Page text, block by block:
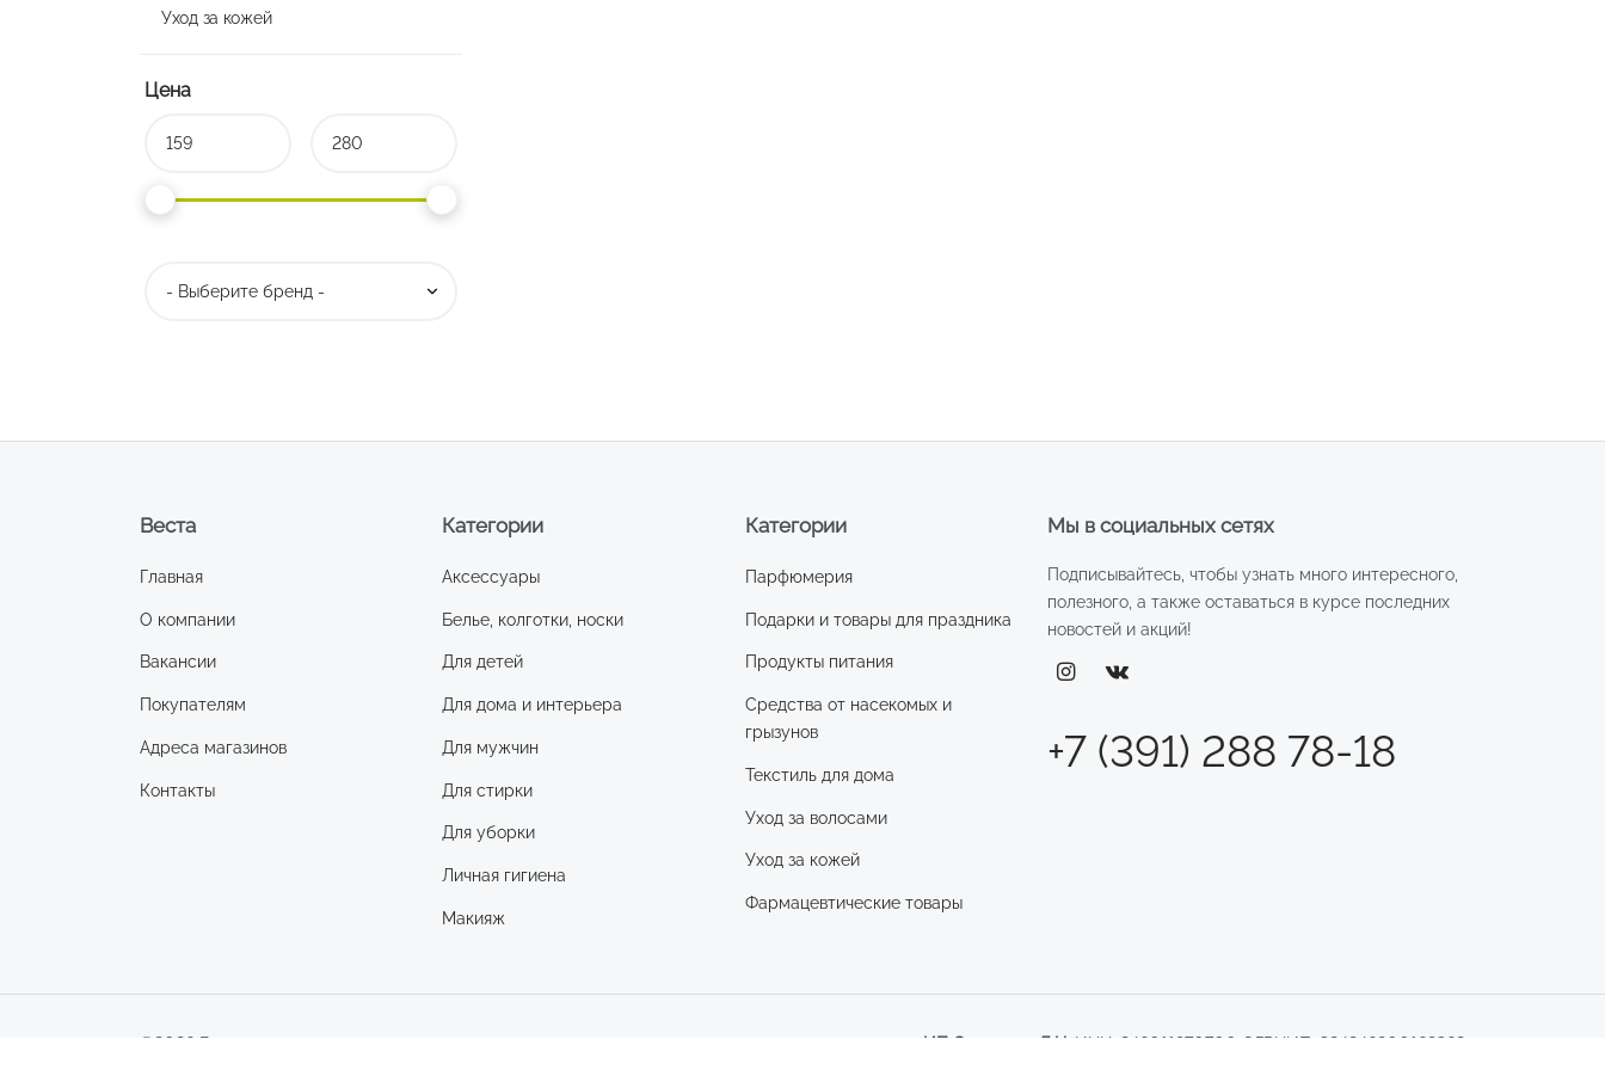
Уход за кожей
Цена
Мы в социальных сетях
Подписывайтесь, чтобы узнать много интересного,
полезного, а также оставаться в курсе последних
новостей и акций!
+7 (391) 288 78-18
Категории
Аксессуары
Белье, колготки, носки
Для детей
Для дома и интерьера
Для мужчин
Для стирки
Для уборки
Личная гигиена
Макияж
Категории
Парфюмерия
Подарки и товары для праздника
Продукты питания
Средства от насекомых и
грызунов
Текстиль для дома
Уход за волосами
Уход за кожей
Фармацевтические товары
Веста
Главная
О компании
Вакансии
Покупателям
Адреса магазинов
Контакты
©2026 Веста ИП Смирнова Д.Н. ИНН: 246011970700 ОГРНИП: 324246800169362